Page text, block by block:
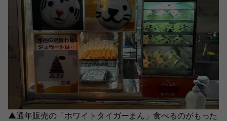
▲通年販売の「ホワイトタイガーまん」食べるのがもった